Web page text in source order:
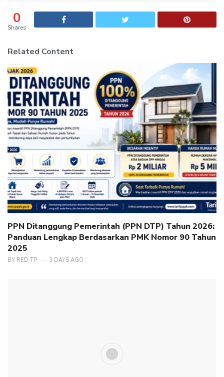
0
Shares
Related Content
PPN Ditanggung Pemerintah (PPN DTP) Tahun 2026:
Panduan Lengkap Berdasarkan PMK Nomor 90 Tahun
2025
BY RED TP 3 DAYS AGO